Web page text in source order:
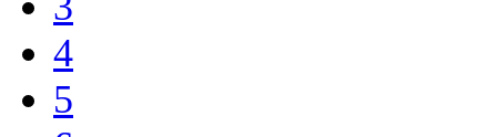
4
5